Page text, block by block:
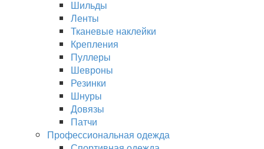
Шильды
Ленты
Тканевые наклейки
Крепления
Пуллеры
Шевроны
Резинки
Шнуры
Довязы
Патчи
Профессиональная одежда